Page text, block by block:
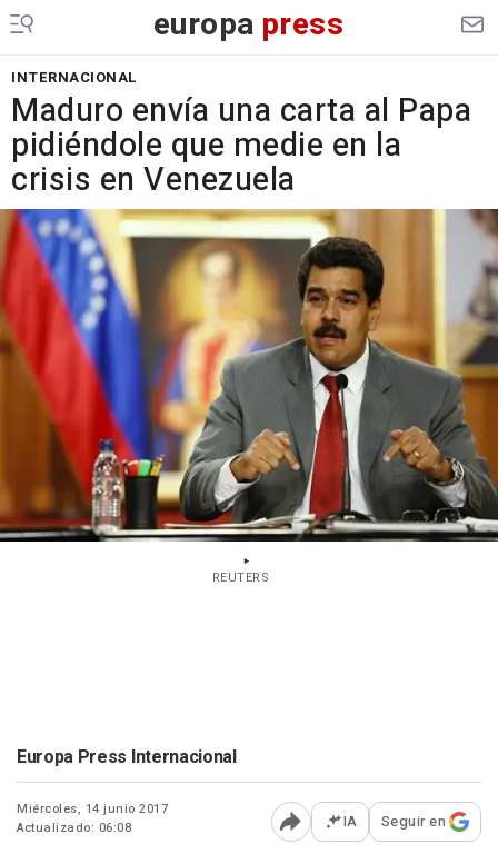
europa press
INTERNACIONAL
Maduro envía una carta al Papa
pidiéndole que medie en la
crisis en Venezuela
REUTERS
Europa Press Internacional
Miércoles, 14 junio 2017
Actualizado: 06:08
Abrir opciones para
IA Seguir en